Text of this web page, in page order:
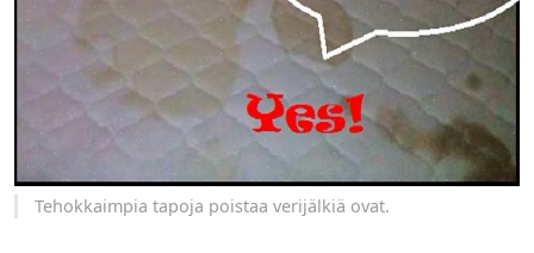
Tehokkaimpia tapoja poistaa verijälkiä ovat.